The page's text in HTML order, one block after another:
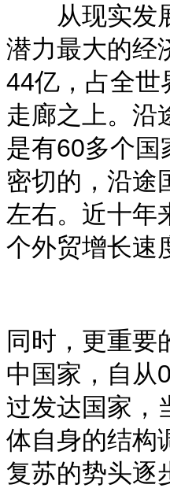
从现实发展
潜力最大的经
44亿，占全世
走廊之上。沿
是有60多个国
密切的，沿途
左右。近十年
个外贸增长速
同时，更重要
中国家，自从
过发达国家，
体自身的结构
复苏的势头逐